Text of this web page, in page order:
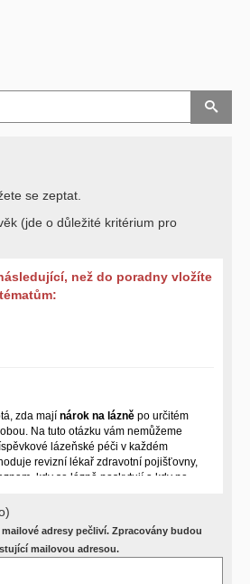
se zeptat.
(jde o důležité kritérium pro
než do poradny vložíte
zda mají nárok na lázně po určitém
Na tuto otázku vám nemůžeme
lázeňské péči v každém
revizní lékař zdravotní pojišťovny,
kdy se lázně poskytují a kdy ne.
zdravotních okolnostech.
lékaře o návrh, který pak posoudí
vám spolehlivou odpověď dát
adresy pečliví. Zpracovány budou
mailovou adresou.